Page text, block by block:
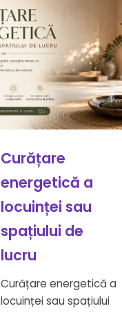
Curățare
energetică a
locuinței sau
spațiului de
lucru
Curățare energetică a
locuinței sau spațiului